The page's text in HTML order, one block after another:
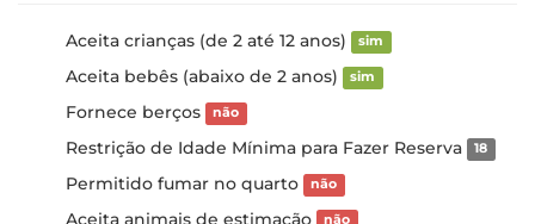
Aceita crianças (de 2 até 12 anos) sim
Aceita bebês (abaixo de 2 anos) sim
Fornece berços não
Restrição de Idade Mínima para Fazer Reserva 18
Permitido fumar no quarto não
Aceita animais de estimação não